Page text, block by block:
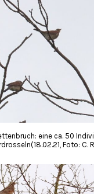
eine ca. 50
Foto: C.